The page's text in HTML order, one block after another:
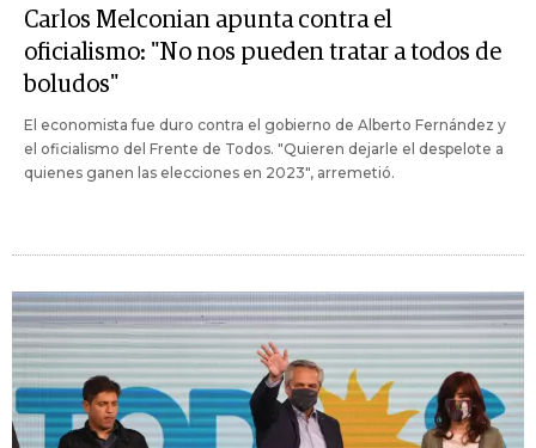
Carlos Melconian apunta contra el
oficialismo: "No nos pueden tratar a todos de
boludos"
El economista fue duro contra el gobierno de Alberto Fernández y
el oficialismo del Frente de Todos. "Quieren dejarle el despelote a
quienes ganen las elecciones en 2023", arremetió.